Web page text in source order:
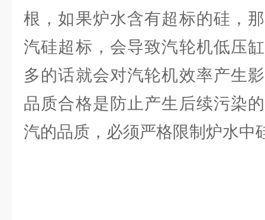
根，如果炉水含有超标的硅，
汽硅超标，会导致汽轮机低压
多的话就会对汽轮机效率产生
品质合格是防止产生后续污染
汽的品质，必须严格限制炉水中